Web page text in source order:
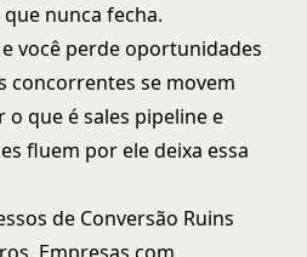
nunca fecha.
você perde oportunidades
concorrentes se movem
o que é sales pipelinee
fluem por ele deixa essa
de Conversão Ruins